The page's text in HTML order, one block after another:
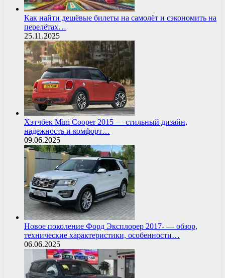
Как найти дешёвые билеты на самолёт и сэкономить на
перелётах…
25.11.2025
Хэтчбек Mini Cooper 2015 — стильный дизайн,
надежность и комфорт…
09.06.2025
Новое поколение Форд Эксплорер 2017- — обзор,
технические характеристики, особенности…
06.06.2025